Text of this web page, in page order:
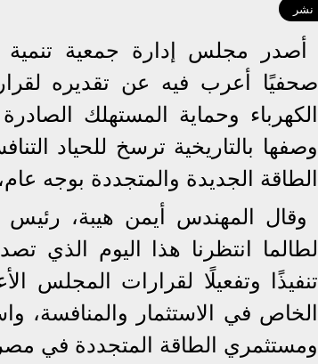
أصدر مجلس إدارة جمعية تنمية
صحفيًا أعرب فيه عن تقديره
وصفها بالتاريخية ترسخ للحياد
الطاقة الجديدة والمتجددة بوجه
وقال المهندس أيمن هيبة،
لطالما انتظرنا هذا اليوم الذي
تنفيذًا وتفعيلًا لقرارات المجلس
الخاص في الاستثمار والمنافسة،
ومستثمري الطاقة المتجددة في